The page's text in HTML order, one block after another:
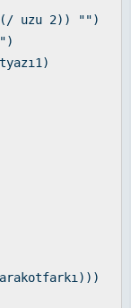
(/ uzu 2)) "")